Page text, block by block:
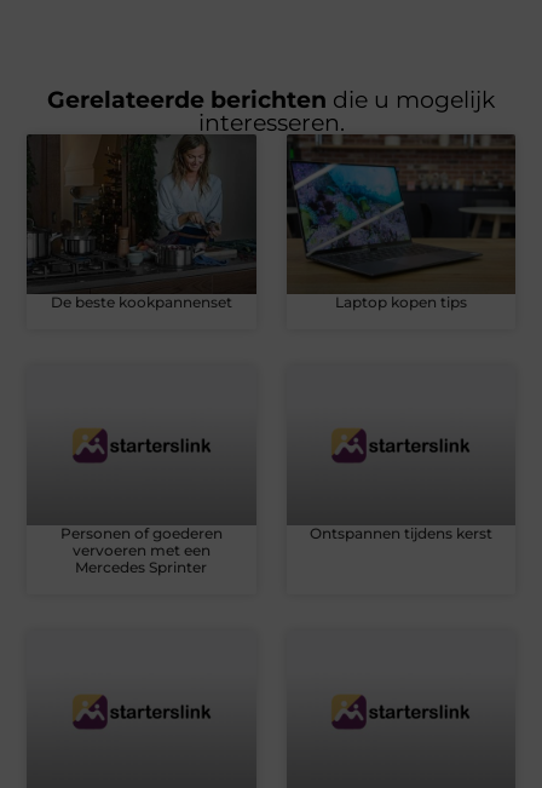
Gerelateerde berichten die u mogelijk
interesseren.
De beste kookpannenset Laptop kopen tips
Personen of goederen
vervoeren met een
Mercedes Sprinter
Ontspannen tijdens kerst